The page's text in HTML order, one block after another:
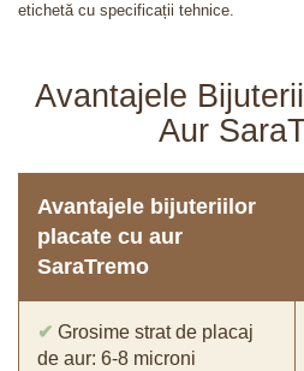
etichetă cu specificații tehnice.
Avantajele
Aur
Avantajele bijuteriilor
placate cu aur
SaraTremo
✔ Grosime strat de placaj
de aur: 6-8 microni